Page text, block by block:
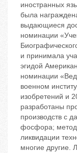
иностранных
была
выдающиеся
номинации
и принимала
эгидой
номинации
военном
изобретений и
разработаны
производств с
фосфора;
ликвидации
многие другие.